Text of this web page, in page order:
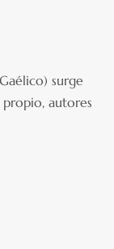
surge
autores